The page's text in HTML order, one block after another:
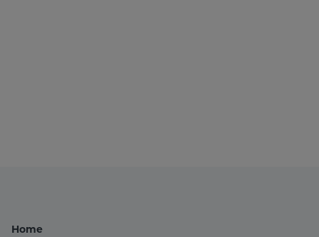
Home